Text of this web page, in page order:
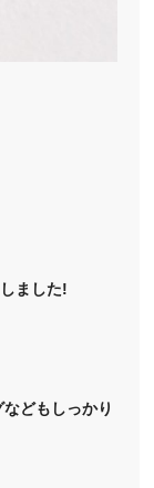
ました!
どもしっかり